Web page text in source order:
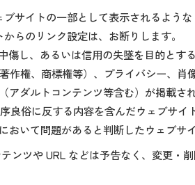
サイトの一部として表示されるよう
らのリンク設定は、お断りします。
傷し、あるいは信用の失墜を目的とす
作権、商標権等）、プライバシー、
アダルトコンテンツ等含む）が掲載さ
良俗に反する内容を含んだウェブサイ
おいて問題があると判断したウェブサ
ンツや URL などは予告なく、変更・